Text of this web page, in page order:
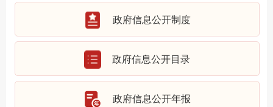
政府信息公开制度
政府信息公开目录
政府信息公开年报